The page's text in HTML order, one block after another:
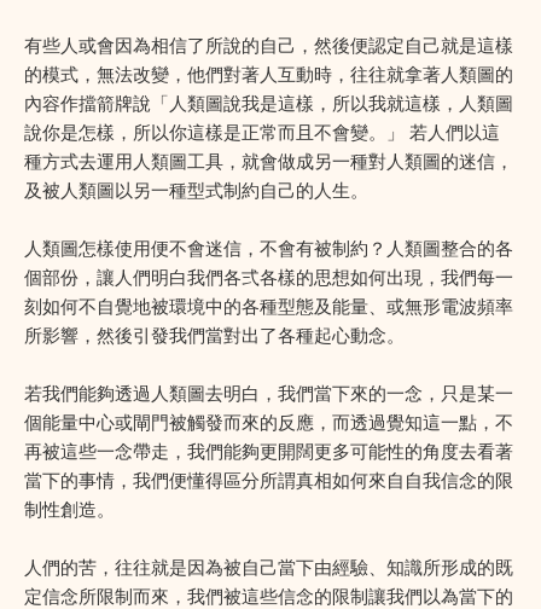
有些人或會因為相信了所說的自己，然後便認定自己就是這樣
的模式，無法改變，他們對著人互動時，往往就拿著人類圖的
內容作擋箭牌說「人類圖說我是這樣，所以我就這樣，人類圖
說你是怎樣，所以你這樣是正常而且不會變。」 若人們以這
種方式去運用人類圖工具，就會做成另一種對人類圖的迷信，
及被人類圖以另一種型式制約自己的人生。
人類圖怎樣使用便不會迷信，不會有被制約？人類圖整合的各
個部份，讓人們明白我們各弍各樣的思想如何出現，我們每一
刻如何不自覺地被環境中的各種型態及能量、或無形電波頻率
所影響，然後引發我們當對出了各種起心動念。
若我們能夠透過人類圖去明白，我們當下來的一念，只是某一
個能量中心或閘門被觸發而來的反應，而透過覺知這一點，不
再被這些一念帶走，我們能夠更開闊更多可能性的角度去看著
當下的事情，我們便懂得區分所謂真相如何來自自我信念的限
制性創造。
人們的苦，往往就是因為被自己當下由經驗、知識所形成的既
定信念所限制而來，我們被這些信念的限制讓我們以為當下的